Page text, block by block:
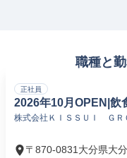
職種と
正社員
2026年10月OPEN|飲
株式会社ＫＩＳＳＵＩ ＧＲ
〒870-0831大分県大